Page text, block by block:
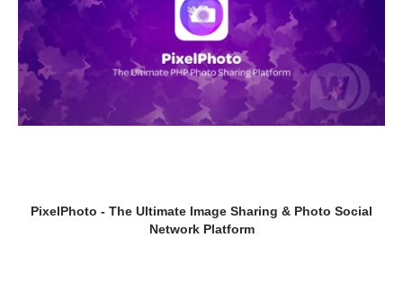
PixelPhoto - The Ultimate Image Sharing & Photo Social
Network Platform